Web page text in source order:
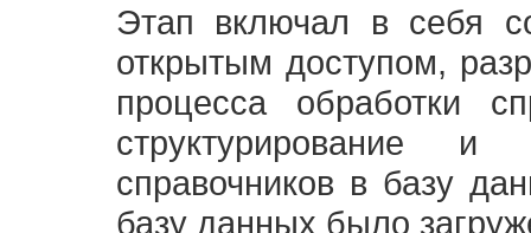
Этап включал в себя
открытым доступом,
процесса обработки
структурирование и
справочников в базу
базу данных было